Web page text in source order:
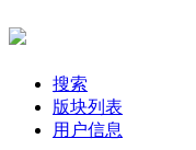
搜索
版块列表
用户信息